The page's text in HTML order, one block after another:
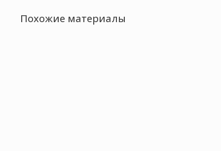
Похожие материалы